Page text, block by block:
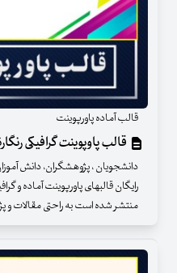
قالب آماده پاورپوینت
قالب پاوپوینت گرافیکی
دانشجویان ، پژوهشگران، دانش
رایگان قالبهای پاورپوینت آماده و
منتشر شده است به راحتی مقالات و